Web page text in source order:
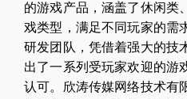
的游戏产品，涵盖了休闲类
戏类型，满足不同玩家的需
研发团队，凭借着强大的技
出了一系列受玩家欢迎的游
认可。欣涛传媒网络技术有